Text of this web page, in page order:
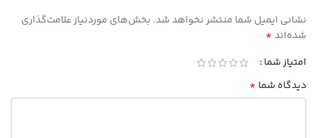
نشانی ایمیل شما منتشر نخواهد شد. بخش‌های موردنیاز علامت‌گذاری
شده‌اند*
امتیاز شما
دیدگاه شما *